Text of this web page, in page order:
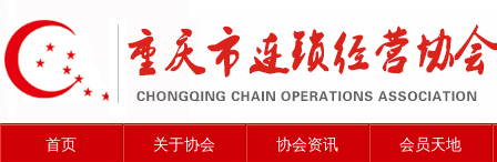
首页 关于协会 协会资讯 会员天地